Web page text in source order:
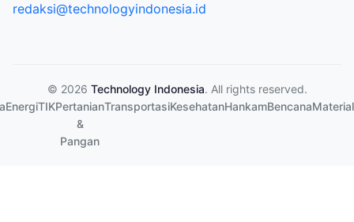
redaksi@technologyindonesia.id
© 2026 Technology Indonesia. All rights reserved.
EnergiTIKPertanian
&
Pangan
TransportasiKesehatanHankamBencanaMaterial